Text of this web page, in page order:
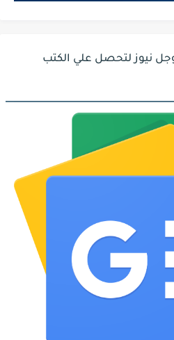
نيوز لتحصل علي الكتب